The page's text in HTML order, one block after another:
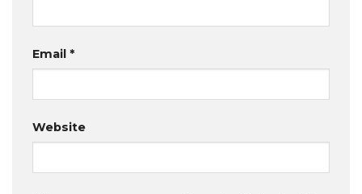
Email *
Website